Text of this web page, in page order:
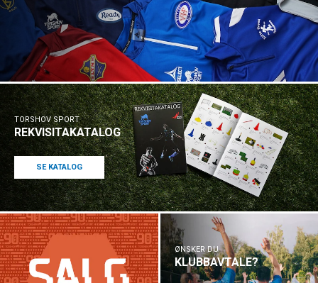
TORSHOV SPORT
REKVISITAKATALOG
SE KATALOG
ØNSKER DU
KLUBBAVTALE?